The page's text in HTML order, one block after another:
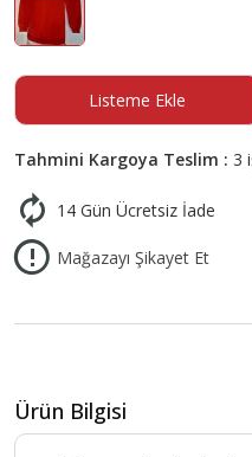
Listeme Ekle
Tahmini Kargoya Teslim : 3
14 Gün Ücretsiz İade
Mağazayı Şikayet Et
Ürün Bilgisi